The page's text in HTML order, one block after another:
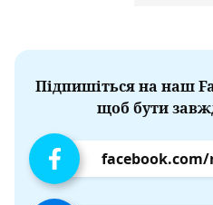
Підпишіться на наш
щоб бути